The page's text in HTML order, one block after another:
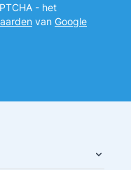
- het
van Google